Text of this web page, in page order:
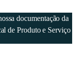
documentação da
de Produto e Serviço